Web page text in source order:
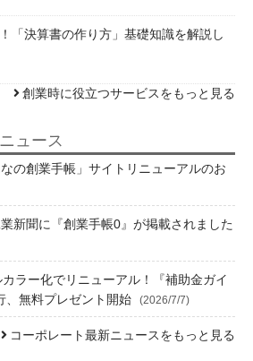
「決算書の作り方」基礎知識を解説し
創業時に役立つサービスをもっと見る
ュース
なの創業手帳」サイトリニューアルのお
新聞に『創業手帳0』が掲載されました
ラー化でリニューアル！『補助金ガイ
、無料プレゼント開始
(2026/7/7)
コーポレート最新ニュースをもっと見る